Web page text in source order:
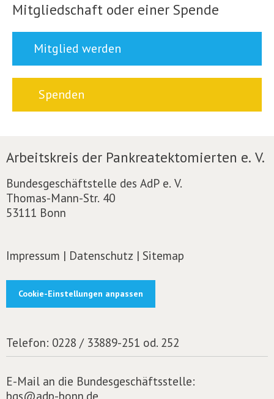
Mitgliedschaft oder einer Spende
Mitglied werden
Spenden
Arbeitskreis der Pankreatektomierten e. V.
Bundesgeschäftstelle des AdP e. V.
Thomas-Mann-Str. 40
53111 Bonn
Impressum | Datenschutz | Sitemap
Cookie-Einstellungen anpassen
Telefon: 0228 / 33889-251 od. 252
E-Mail an die Bundesgeschäftsstelle:
bgs@adp-bonn.de